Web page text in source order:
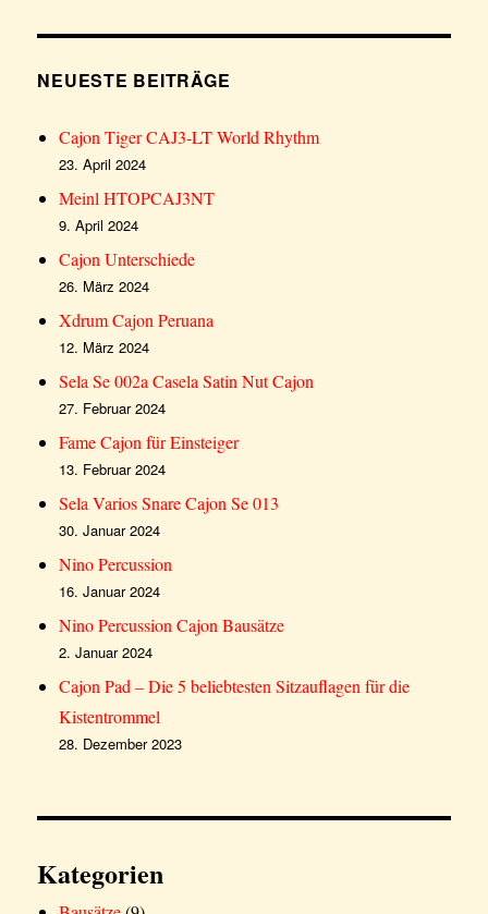
NEUESTE BEITRÄGE
Cajon Tiger CAJ3-LT World Rhythm
23. April 2024
Meinl HTOPCAJ3NT
9. April 2024
Cajon Unterschiede
26. März 2024
Xdrum Cajon Peruana
12. März 2024
Sela Se 002a Casela Satin Nut Cajon
27. Februar 2024
Fame Cajon für Einsteiger
13. Februar 2024
Sela Varios Snare Cajon Se 013
30. Januar 2024
Nino Percussion
16. Januar 2024
Nino Percussion Cajon Bausätze
2. Januar 2024
Cajon Pad – Die 5 beliebtesten Sitzauflagen für die
Kistentrommel
28. Dezember 2023
Kategorien